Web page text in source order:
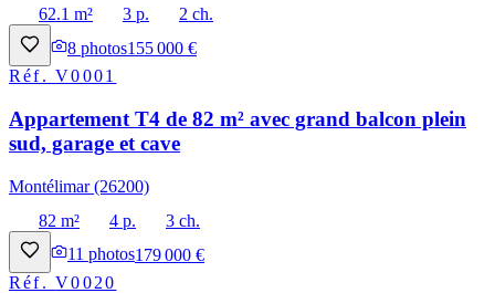
62.1 m²
3 p.
2 ch.
8 photos155 000 €
Réf.V0001
Appartement T4 de 82 m² avec grand balcon plein
sud, garage et cave
Montélimar (26200)
82 m²
4 p.
3 ch.
11 photos179 000 €
Réf.V0020